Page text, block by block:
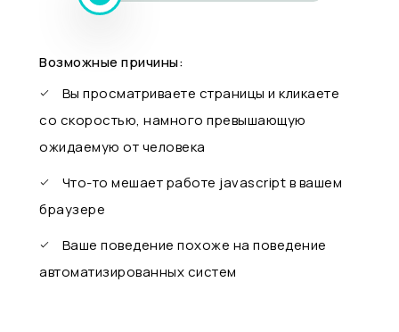
Возможные причины:
Вы просматриваете страницы и кликаете
со скоростью, намного превышающую
ожидаемую от человека
Что-то мешает работе javascript в вашем
браузере
Ваше поведение похоже на поведение
автоматизированных систем